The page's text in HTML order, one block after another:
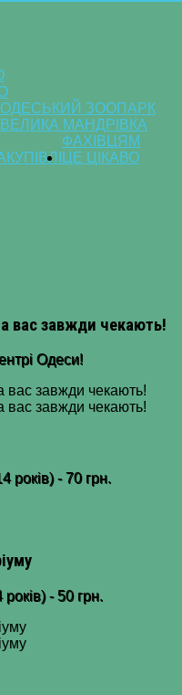
ОДЕСЬКИЙ ЗООПАРК
ВЕЛИКА МАНДРІВКА
ФАХІВЦЯМ
ЦЕ ЦІКАВО
вас завжди чекають!
Одеси!
років) - 70 грн.
- 50 грн.